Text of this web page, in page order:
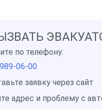
по телефону:
06-00
заявку через сайт
адрес и проблему с